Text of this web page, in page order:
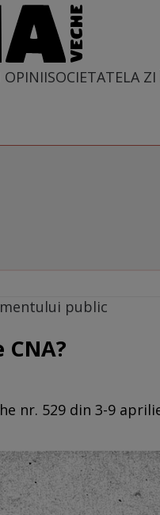
OPINIISOCIETATELA
public
nr. 529 din 3-9